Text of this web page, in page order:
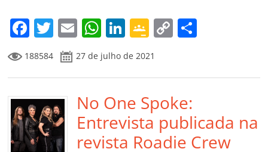
m
F
a
c
e
b
o
o
T
w
itt
er
E
m
ai
l
W
h
at
s
A
p
p
Li
n
k
e
dI
n
G
o
o
gl
e
Cl
a
C
y
Li
n
k
p
til
h
188584 27 de julho de 2021
No One Spoke:
Entrevista publicada na
revista Roadie Crew